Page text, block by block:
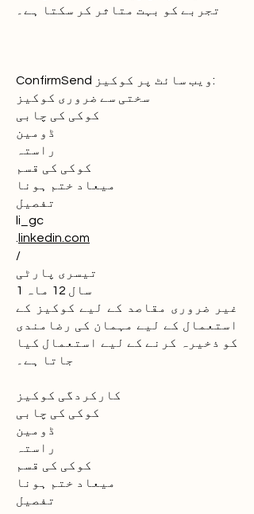
تجربے کو بہت متاثر کر سکتا ہے۔
ConfirmSend ویب سائٹ پر کوکیز:
سختی سے ضروری کوکیز
کوکی کی چابی
ڈومین
راستہ
کوکی کی قسم
میعاد ختم ہونا
تفصیل
li_gc
linkedin.com
/
تیسری پارٹی
1 سال 12 ماہ
غیر ضروری مقاصد کے لیے کوکیز کے
استعمال کے لیے مہمان کی رضامندی
کو ذخیرہ کرنے کے لیے استعمال کیا
جاتا ہے۔
کارکردگی کوکیز
کوکی کی چابی
ڈومین
راستہ
کوکی کی قسم
میعاد ختم ہونا
تفصیل